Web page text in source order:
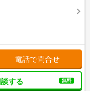
電話で問合せ
する 無料